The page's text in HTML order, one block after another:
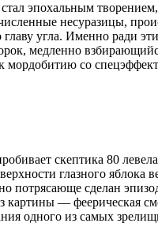
эпохальным
несуразицы,
угла. Именно ради
медленно
мордобитию со
скептика 80
глазного
потрясающе сделан
— феерическая
одного из самых